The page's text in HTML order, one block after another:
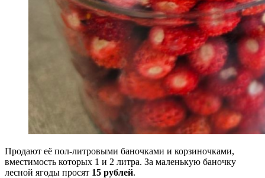
Продают её пол-литровыми баночками и корзиночками,
вместимость которых 1 и 2 литра. За маленькую баночку
лесной ягоды просят 15 рублей.